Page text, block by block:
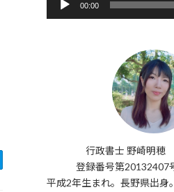
00:00
行政書士 野崎明穂
登録番号第20132407
平成2年生まれ。長野県出身